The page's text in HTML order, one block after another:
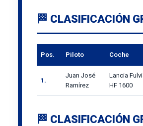
🏁 CLASIFICACIÓN
Pos. Piloto Coche
1.
Juan José
Ramírez
Lancia
HF 1600
🏁 CLASIFICACIÓN